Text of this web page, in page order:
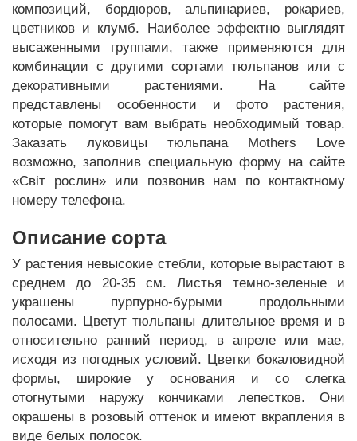
композиций, бордюров, альпинариев, рокариев,
цветников и клумб. Наиболее эффектно выглядят
высаженными группами, также применяются для
комбинации с другими сортами тюльпанов или с
декоративными растениями. На сайте
представлены особенности и фото растения,
которые помогут вам выбрать необходимый товар.
Заказать луковицы тюльпана Mothers Love
возможно, заполнив специальную форму на сайте
«Світ рослин» или позвонив нам по контактному
номеру телефона.
Описание сорта
У растения невысокие стебли, которые вырастают в
среднем до 20-35 см. Листья темно-зеленые и
украшены пурпурно-бурыми продольными
полосами. Цветут тюльпаны длительное время и в
относительно ранний период, в апреле или мае,
исходя из погодных условий. Цветки бокаловидной
формы, широкие у основания и со слегка
отогнутыми наружу кончиками лепестков. Они
окрашены в розовый оттенок и имеют вкрапления в
виде белых полосок.